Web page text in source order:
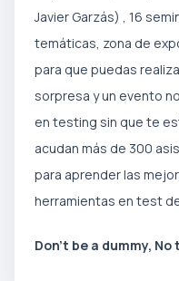
Javier Garzás) , 16
temáticas, zona de
para que puedas
sorpresa y un evento
en testing sin que te
acudan más de 300
para aprender las
herramientas en test
Don’t be a dummy,